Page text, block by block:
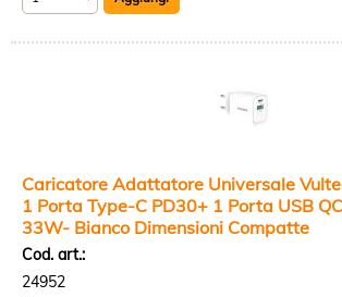
Caricatore Adattatore Universale
1 Porta Type-C PD30+ 1 Porta USB
33W- Bianco Dimensioni Compatte
Cod. art.:
24952